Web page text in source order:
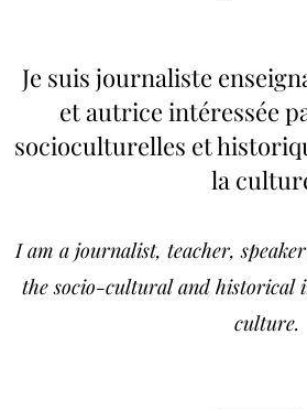
Je suis journaliste
et autrice intéressée
socioculturelles et
la
I am a journalist, teacher,
the socio-cultural and historical
culture.